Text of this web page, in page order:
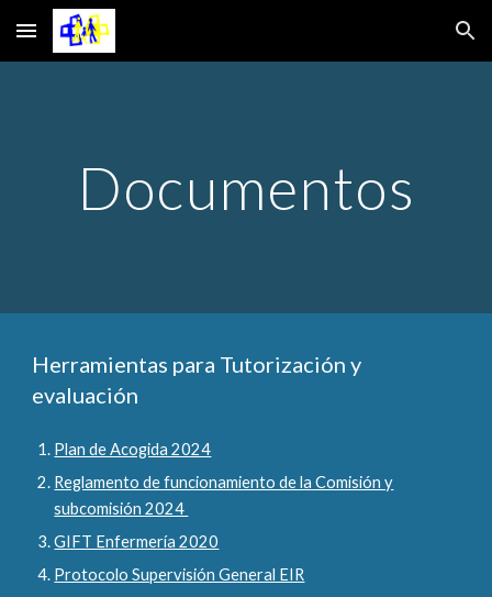
Skip to main content Skip to navigation
Documentos
Herramientas para Tutorización y
evaluación
Plan de Acogida 2024
Reglamento de funcionamiento de la Comisión y
subcomisión 2024
GIFT Enfermería 2020
Protocolo Supervisión General EIR